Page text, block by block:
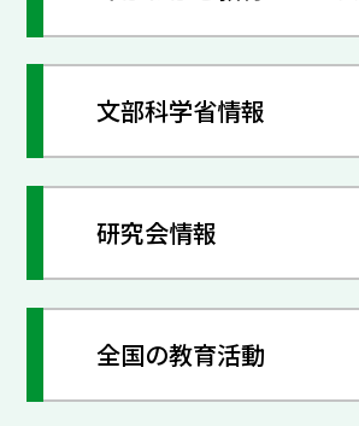
文部科学省情報
研究会情報
全国の教育活動